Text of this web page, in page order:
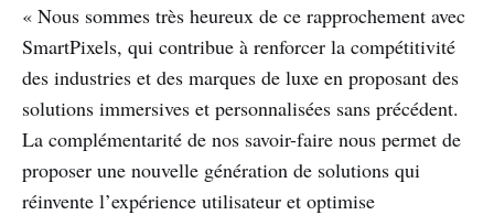
« Nous sommes très heureux de ce rapprochement avec
SmartPixels, qui contribue à renforcer la compétitivité
des industries et des marques de luxe en proposant des
solutions immersives et personnalisées sans précédent.
La complémentarité de nos savoir-faire nous permet de
proposer une nouvelle génération de solutions qui
réinvente l’expérience utilisateur et optimise